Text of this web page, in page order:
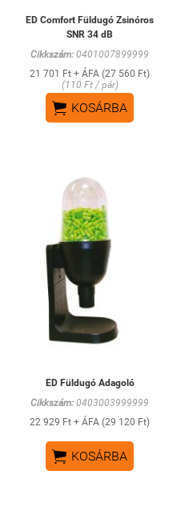
ED Comfort Füldugó Zsinóros
SNR 34 dB
Cikkszám: 0401007899999
21 701 Ft + ÁFA (27 560 Ft)
(110 Ft / pár)
 KOSÁRBA
ED Füldugó Adagoló
Cikkszám: 0403003999999
22 929 Ft + ÁFA (29 120 Ft)
 KOSÁRBA